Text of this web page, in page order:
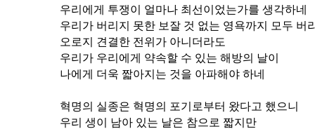
우리에게 투쟁이 얼마나 최선이었는가를 생각하네
우리가 버리지 못한 보잘 것 없는 영욕까지 모두 버
오로지 견결한 전위가 아니더라도
우리가 우리에게 약속할 수 있는 해방의 날이
나에게 더욱 짧아지는 것을 아파해야 하네
혁명의 실종은 혁명의 포기로부터 왔다고 했으니
우리 생이 남아 있는 날은 참으로 짧지만